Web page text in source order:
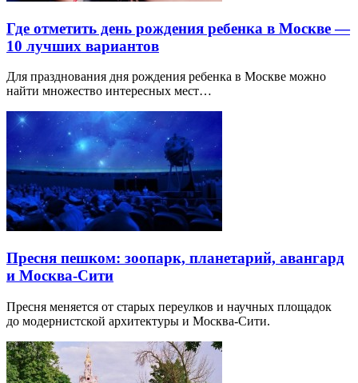
Где отметить день рождения ребенка в Москве —
10 лучших вариантов
Для празднования дня рождения ребенка в Москве можно
найти множество интересных мест…
Пресня пешком: зоопарк, планетарий, авангард
и Москва-Сити
Пресня меняется от старых переулков и научных площадок
до модернистской архитектуры и Москва-Сити.